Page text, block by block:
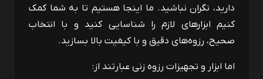
دارید، نگران نباشید. ما اینجا هستیم تا به شما کمک
کنیم ابزارهای لازم را شناسایی کنید و با انتخاب
صحیح، رزوه‌های دقیق و با کیفیت بالا بسازید.
اما ابزار و تجهیزات رزوه زنی عبارتند از: